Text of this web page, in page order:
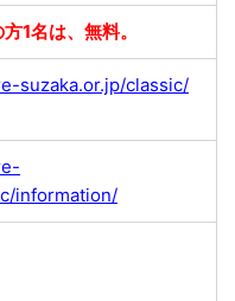
1名は、無料。
suzaka.or.jp/classic/
information/